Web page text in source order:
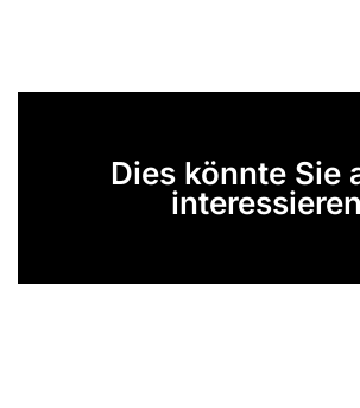
Dies könnte Sie
interessieren